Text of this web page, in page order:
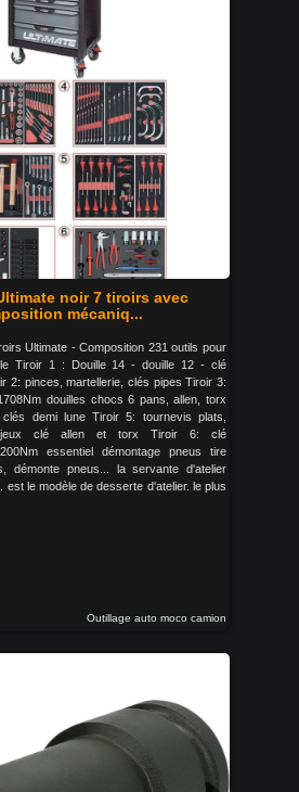
noir 7 tiroirs avec
mécaniq...
Ultimate - Composition 231 outils pour
Tiroir 1 : Douille 14 - douille 12 - clé
2: pinces, martellerie, clés pipes Tiroir 3:
douilles chocs 6 pans, allen, torx
demi lune Tiroir 5: tournevis plats,
jeux clé allen et torx Tiroir 6: clé
essentiel démontage pneus tire
démonte pneus... la servante d'atelier
est le modèle de desserte d'atelier. le plus
Outillage auto moco camion